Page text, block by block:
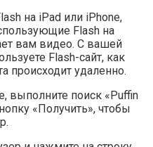
на iPad или iPhone,
Flash на
вам видео. С вашей
Flash-сайт, как
происходит удаленно.
выполните поиск «Puffin
«Получить», чтобы